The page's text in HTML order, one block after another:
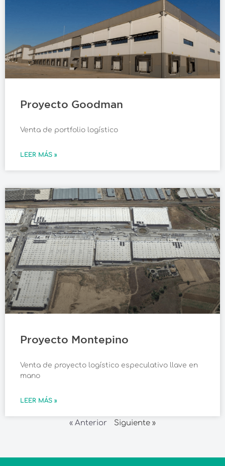
Proyecto Goodman
Venta de portfolio logístico
LEER MÁS »
Proyecto Montepino
Venta de proyecto logístico especulativo llave en
mano
LEER MÁS »
« Anterior Siguiente »